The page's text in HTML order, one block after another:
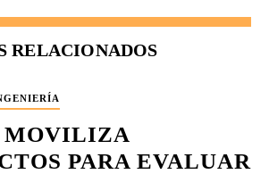
RELACIONADOS
MOVILIZA
PARA EVALUAR